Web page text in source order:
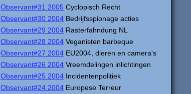
Observant#31 2005 Cyclopisch Recht
Observant#30 2004 Bedrijfsspionage acties
Observant#29 2004 Rasterfahndung NL
Observant#28 2004 Veganisten barbeque
Observant#27 2004 EU2004, dieren en camera's
Observant#26 2004 Vreemdelingen inlichtingen
Observant#25 2004 Incidentenpolitiek
Observant#24 2004 Europese Terreur